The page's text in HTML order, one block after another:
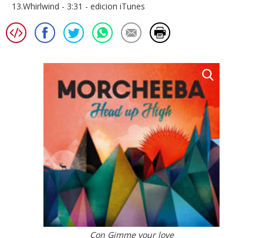
13.Whirlwind - 3:31 - edicion iTunes
Con Gimme your love